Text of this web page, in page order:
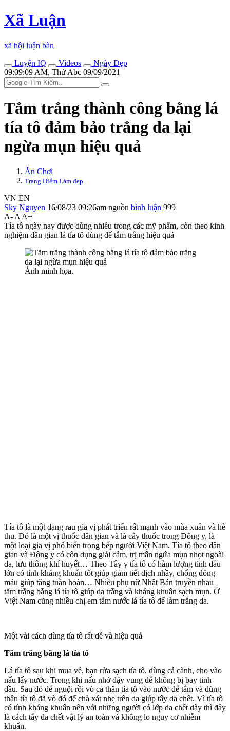
Xã Luận
xã hội luận bàn
Luyện IQ
Videos
Ngày Đẹp
09:09:09 AM, Thứ Abc 09/09/2021
Tắm trắng thành công bằng lá
tía tô đảm bảo trắng da lại
ngừa mụn hiệu quả
Ăn Chơi
Trang Điểm Làm đẹp
VN EN
Sky Nguyen 16/08/23 09:26am nguồn bình luận 999
A- A A+
Tía tô ngày nay được dùng nhiều trong các mỹ phẩm, còn theo kinh
nghiệm dân gian lá tía tô dùng để tắm trắng hiệu quả
Ảnh minh họa.
Tía tô là một dạng rau gia vị phát triển rất mạnh vào mùa xuân và hè
thu. Đó là một vị thuốc dân gian và là cây thuốc trong Đông y, là
một loại gia vị phổ biến trong bếp người Việt Nam. Tía tô theo dân
gian và Đông y có côn dụng giải cảm, trị mẩn ngứa mụn nhọt ngoài
da, lưu thông khí huyết… Theo Tây y tía tô có hàm lượng tinh dầu
lớn có tính kháng khuẩn tốt giúp giảm tiết dịch nhầy, chống đông
máu giúp tăng tuần hoàn… Nhiều phụ nữ Nhật Bản truyền nhau
tắm trắng bằng lá tía tô giúp da trắng và kháng khuẩn sạch mụn. Ở
Việt Nam cũng nhiều chị em tắm nước lá tía tô để làm trắng da.
Một vài cách dùng tía tô rất dễ và hiệu quả
Tắm trắng bằng lá tía tô
Lá tía tô sau khi mua về, bạn rửa sạch tía tô, dùng cả cành, cho vào
nấu lấy nước. Trong khi nấu nhớ đậy vung để không bị bay tinh
dầu. Sau đó để nguội rồi vò cả thân tía tô vào nước để tắm và dùng
thân tía tô đã vò đó để chà xát nhẹ trên da giúp tẩy da chết. Vì tía tô
có tính kháng khuẩn nên với những người có lớp da chết dày thì đây
là cách tẩy da chết vật lý an toàn và không lo nguy cơ nhiễm
khuẩn.